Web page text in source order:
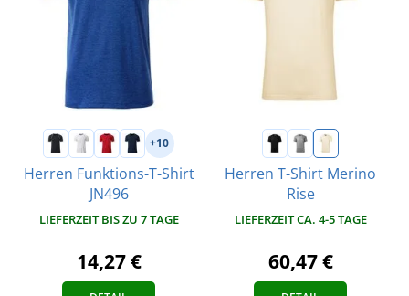
+10
Herren Funktions-T-Shirt
JN496
LIEFERZEIT BIS ZU 7 TAGE
14,27 €
Herren T-Shirt Merino
Rise
LIEFERZEIT CA. 4-5 TAGE
60,47 €